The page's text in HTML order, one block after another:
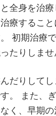
全身を治療
療するこ
初期治療
たりしませ
だりして
。 また、
く、早期の